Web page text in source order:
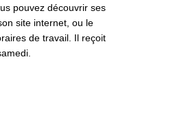
pouvez découvrir ses
site internet, ou le
de travail. Il reçoit